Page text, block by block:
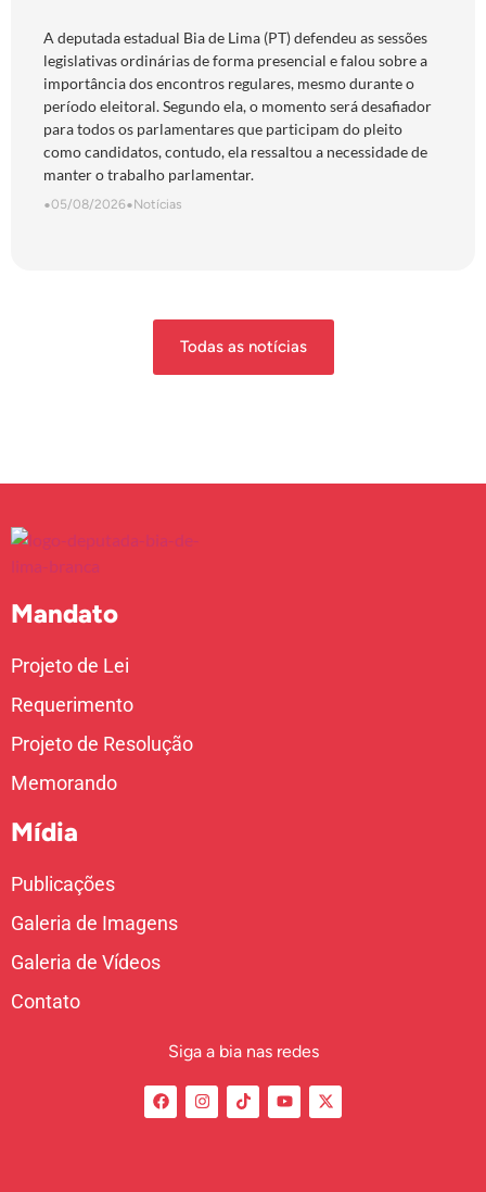
“obrigação com o povo de Goiás”
A deputada estadual Bia de Lima (PT) defendeu as sessões
legislativas ordinárias de forma presencial e falou sobre a
importância dos encontros regulares, mesmo durante o
período eleitoral. Segundo ela, o momento será desafiador
para todos os parlamentares que participam do pleito
como candidatos, contudo, ela ressaltou a necessidade de
manter o trabalho parlamentar.
•05/08/2026•Notícias
Todas as notícias
Mandato
Projeto de Lei
Requerimento
Projeto de Resolução
Memorando
Mídia
Publicações
Galeria de Imagens
Galeria de Vídeos
Contato
Siga a bia nas redes